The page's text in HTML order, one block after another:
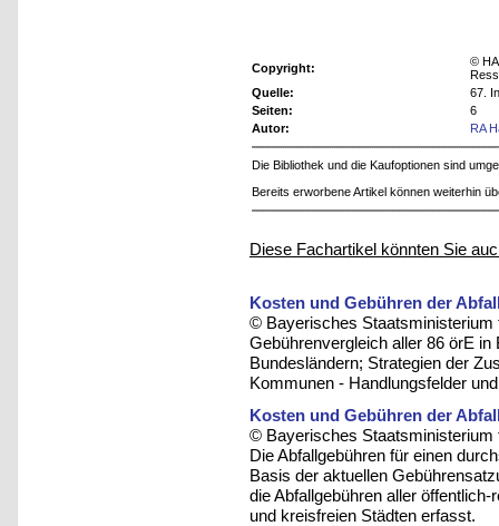
Copyright:
©
Quelle:
67.
Seiten:
6
Autor:
RA
Die Bibliothek und die Kaufoptionen sind
Bereits erworbene Artikel können weiterhin
Diese Fachartikel könnten Sie
Kosten und Gebühren der
© Bayerisches Staatsministerium
Gebührenvergleich aller 86 örE in
Bundesländern; Strategien der
Kommunen - Handlungsfelder
Kosten und Gebühren der
© Bayerisches Staatsministerium
Die Abfallgebühren für einen
Basis der aktuellen
die Abfallgebühren aller
und kreisfreien Städten erfasst.